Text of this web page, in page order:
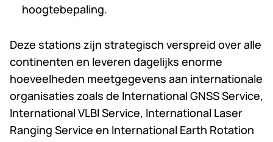
hoogtebepaling.
Deze stations zijn strategisch verspreid over alle
continenten en leveren dagelijks enorme
hoeveelheden meetgegevens aan internationale
organisaties zoals de International GNSS Service,
International VLBI Service, International Laser
Ranging Service en International Earth Rotation